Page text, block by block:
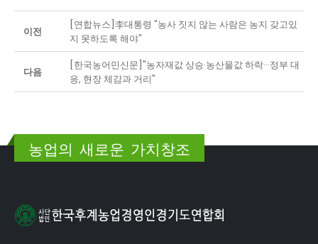
이전
[연합뉴스]李대통령 "농사 짓지 않는 사람은 농지 갖고있
지 못하도록 해야"
다음
[한국농어민신문]"농자재값 상승·농산물값 하락···정부 대
응, 현장 체감과 거리"
농업의 새로운 가치창조